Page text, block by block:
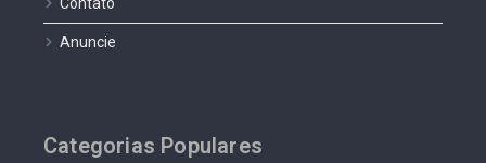
Contato
Anuncie
Categorias Populares